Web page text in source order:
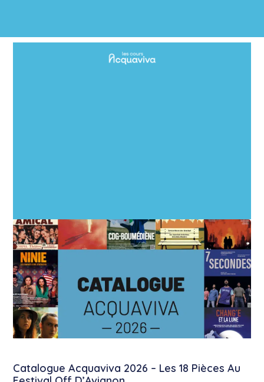
Catalogue Acquaviva 2026 – Les 18 Pièces Au